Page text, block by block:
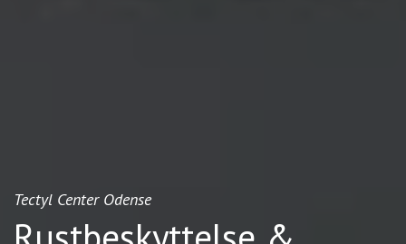
Tectyl Center Odense